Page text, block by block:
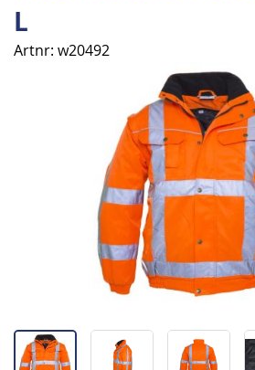
L
Artnr w20492
afbeeldingen-